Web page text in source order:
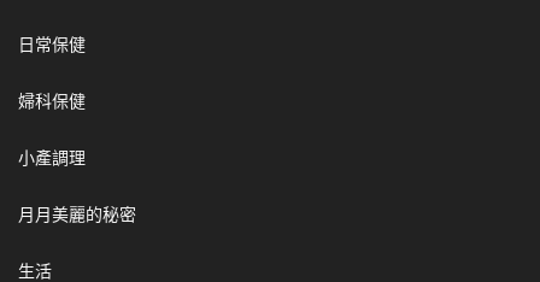
日常保健
婦科保健
小產調理
月月美麗的秘密
生活